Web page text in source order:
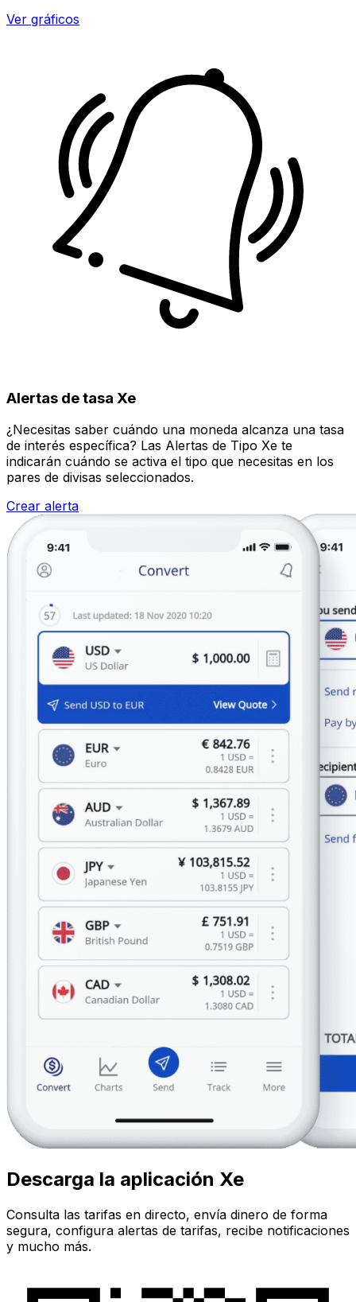
Ver gráficos
Alertas de tasa Xe
¿Necesitas saber cuándo una moneda alcanza una tasa
de interés específica? Las Alertas de Tipo Xe te
indicarán cuándo se activa el tipo que necesitas en los
pares de divisas seleccionados.
Crear alerta
Descarga la aplicación Xe
Consulta las tarifas en directo, envía dinero de forma
segura, configura alertas de tarifas, recibe notificaciones
y mucho más.